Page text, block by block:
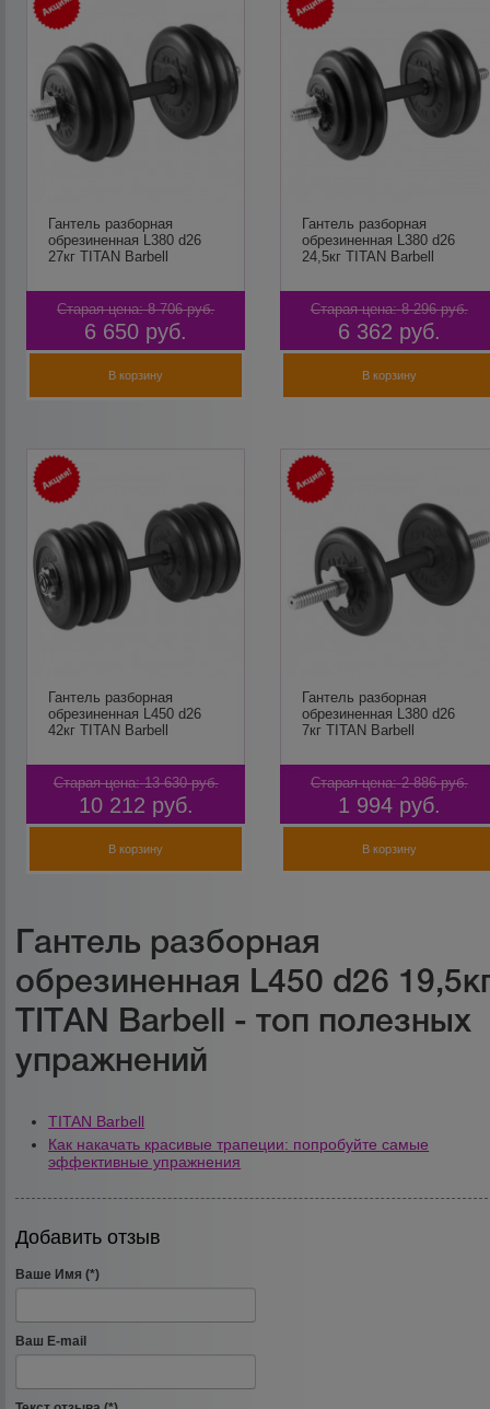
Гантель разборная
обрезиненная L380 d26
27кг TITAN Barbell
Старая цена: 8 706 руб.
6 650 руб.
В корзину
Гантель разборная
обрезиненная L380 d26
24,5кг TITAN Barbell
Старая цена: 8 296 руб.
6 362 руб.
В корзину
Гантель разборная
обрезиненная L450 d26
42кг TITAN Barbell
Старая цена: 13 630 руб.
10 212 руб.
В корзину
Гантель разборная
обрезиненная L380 d26
7кг TITAN Barbell
Старая цена: 2 886 руб.
1 994 руб.
В корзину
Гантель разборная
обрезиненная L450 d26
TITAN Barbell - топ полезных
упражнений
TITAN Barbell
Как накачать красивые трапеции: попробуйте самые
эффективные упражнения
Добавить отзыв
Ваше Имя (*)
Ваш E-mail